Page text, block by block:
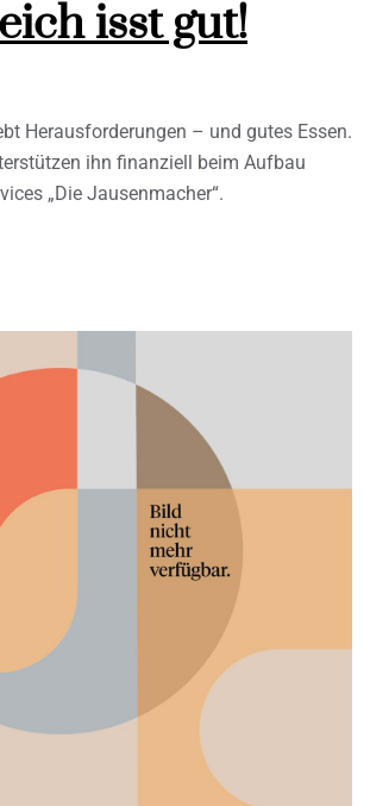
isst gut!
Herausforderungen – und gutes Essen.
ihn finanziell beim Aufbau
„Die Jausenmacher“.